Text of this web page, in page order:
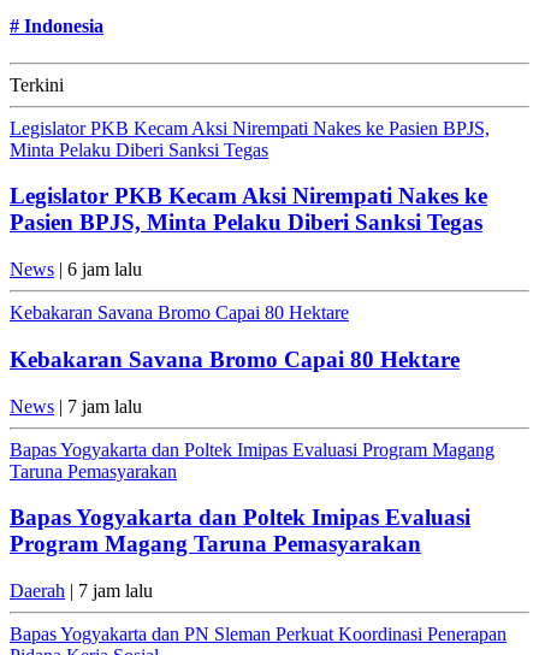
# Indonesia
Terkini
Legislator PKB Kecam Aksi Nirempati Nakes ke Pasien BPJS,
Minta Pelaku Diberi Sanksi Tegas
Legislator PKB Kecam Aksi Nirempati Nakes ke
Pasien BPJS, Minta Pelaku Diberi Sanksi Tegas
News | 6 jam lalu
Kebakaran Savana Bromo Capai 80 Hektare
Kebakaran Savana Bromo Capai 80 Hektare
News | 7 jam lalu
Bapas Yogyakarta dan Poltek Imipas Evaluasi Program Magang
Taruna Pemasyarakan
Bapas Yogyakarta dan Poltek Imipas Evaluasi
Program Magang Taruna Pemasyarakan
Daerah | 7 jam lalu
Bapas Yogyakarta dan PN Sleman Perkuat Koordinasi Penerapan